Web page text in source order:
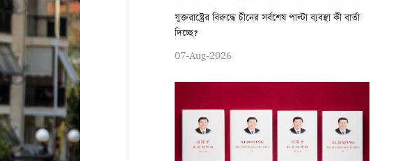
যুক্তরাষ্ট্রের বিরুদ্ধে চীনের সর্বশেষ পাল্টা ব্যবস্থা কী বার্তা
দিচ্ছে?
07-Aug-2026